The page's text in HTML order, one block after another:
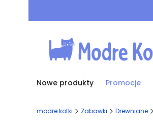
Nowe produkty Promocje
modre kotki Zabawki Drewniane